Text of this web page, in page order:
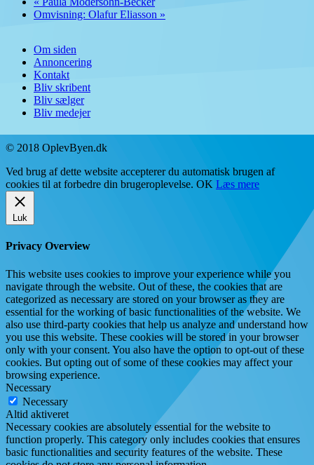
Omvisning: Olafur Eliasson »
Om siden
Annoncering
Kontakt
Bliv skribent
Bliv sælger
Bliv medejer
© 2018 OplevByen.dk
Ved brug af dette website accepterer du automatisk brugen af
cookies til at forbedre din brugeroplevelse. OK Læs mere
Luk
Privacy Overview
This website uses cookies to improve your experience while you
navigate through the website. Out of these, the cookies that are
categorized as necessary are stored on your browser as they are
essential for the working of basic functionalities of the website. We
also use third-party cookies that help us analyze and understand how
you use this website. These cookies will be stored in your browser
only with your consent. You also have the option to opt-out of these
cookies. But opting out of some of these cookies may affect your
browsing experience.
Necessary
Necessary
Altid aktiveret
Necessary cookies are absolutely essential for the website to
function properly. This category only includes cookies that ensures
basic functionalities and security features of the website. These